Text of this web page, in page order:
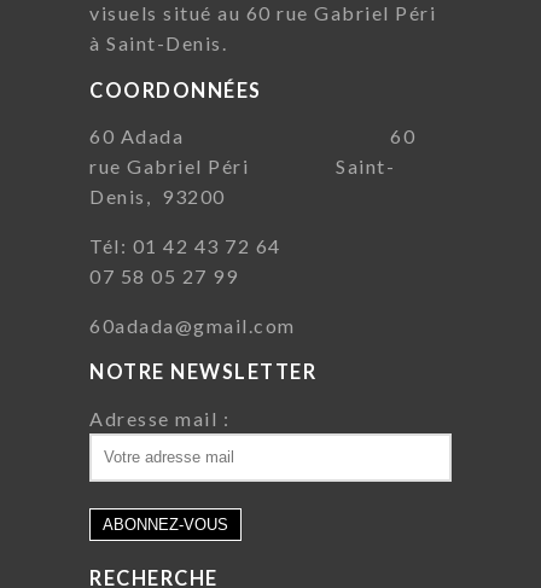
visuels situé au 60 rue Gabriel Péri
à Saint-Denis.
COORDONNÉES
60 Adada 60
rue Gabriel Péri Saint-
Denis, 93200
Tél: 01 42 43 72 64
07 58 05 27 99
60adada@gmail.com
NOTRE NEWSLETTER
Adresse mail :
RECHERCHE